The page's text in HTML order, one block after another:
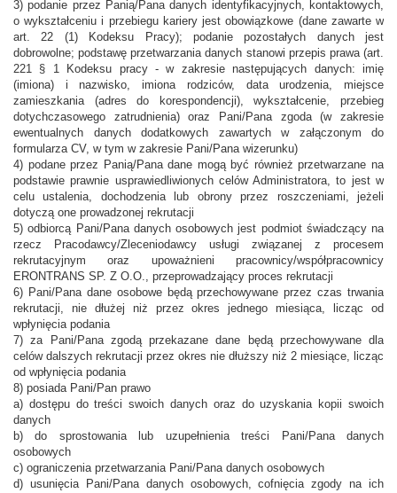
3) podanie przez Panią/Pana danych identyfikacyjnych, kontaktowych,
o wykształceniu i przebiegu kariery jest obowiązkowe (dane zawarte w
art. 22 (1) Kodeksu Pracy); podanie pozostałych danych jest
dobrowolne; podstawę przetwarzania danych stanowi przepis prawa (art.
221 § 1 Kodeksu pracy - w zakresie następujących danych: imię
(imiona) i nazwisko, imiona rodziców, data urodzenia, miejsce
zamieszkania (adres do korespondencji), wykształcenie, przebieg
dotychczasowego zatrudnienia) oraz Pani/Pana zgoda (w zakresie
ewentualnych danych dodatkowych zawartych w załączonym do
formularza CV, w tym w zakresie Pani/Pana wizerunku)
4) podane przez Panią/Pana dane mogą być również przetwarzane na
podstawie prawnie usprawiedliwionych celów Administratora, to jest w
celu ustalenia, dochodzenia lub obrony przez roszczeniami, jeżeli
dotyczą one prowadzonej rekrutacji
5) odbiorcą Pani/Pana danych osobowych jest podmiot świadczący na
rzecz Pracodawcy/Zleceniodawcy usługi związanej z procesem
rekrutacyjnym oraz upoważnieni pracownicy/współpracownicy
ERONTRANS SP. Z O.O., przeprowadzający proces rekrutacji
6) Pani/Pana dane osobowe będą przechowywane przez czas trwania
rekrutacji, nie dłużej niż przez okres jednego miesiąca, licząc od
wpłynięcia podania
7) za Pani/Pana zgodą przekazane dane będą przechowywane dla
celów dalszych rekrutacji przez okres nie dłuższy niż 2 miesiące, licząc
od wpłynięcia podania
8) posiada Pani/Pan prawo
a) dostępu do treści swoich danych oraz do uzyskania kopii swoich
danych
b) do sprostowania lub uzupełnienia treści Pani/Pana danych
osobowych
c) ograniczenia przetwarzania Pani/Pana danych osobowych
d) usunięcia Pani/Pana danych osobowych, cofnięcia zgody na ich